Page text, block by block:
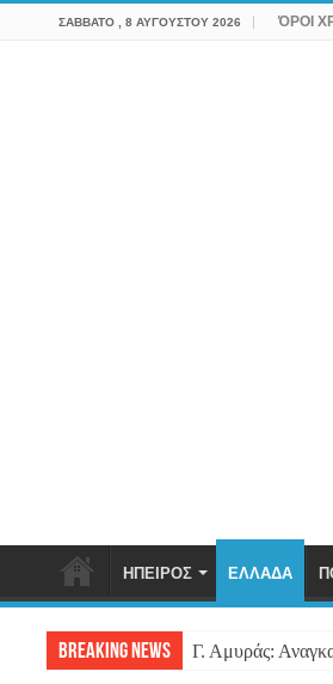
ΣΆΒΒΑΤΟ , 8 ΑΥΓΟΎΣΤΟΥ 2026 ΌΡΟΙ
ΗΠΕΙΡΟΣ ΕΛΛΑΔΑ
Breaking News Γ. Αμυράς: